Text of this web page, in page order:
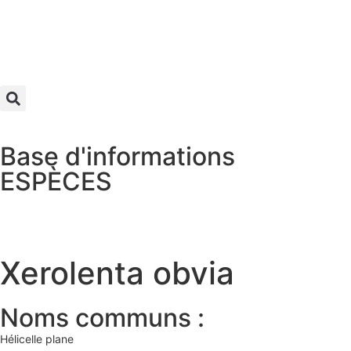
Base d'informations
ESPÈCES
Xerolenta obvia
Noms communs :
Hélicelle plane